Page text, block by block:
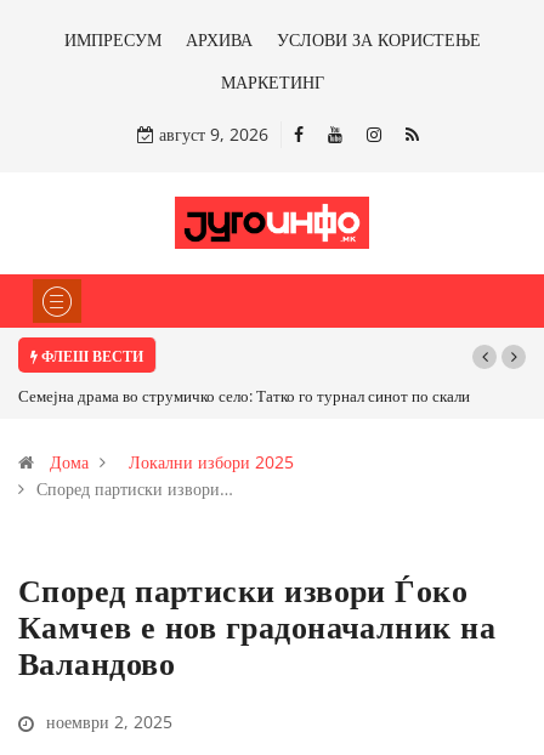
ИМПРЕСУМ АРХИВА
УСЛОВИ ЗА КОРИСТЕЊЕ
МАРКЕТИНГ
август 9, 2026
ФЛЕШ ВЕСТИ
Семејна драма во струмичко село: Татко го турнал синот по скали
Дома
Локални избори 2025
Според партиски извори…
Според партиски извори Ѓоко
Камчев е нов градоначалник на
Валандово
ноември 2, 2025